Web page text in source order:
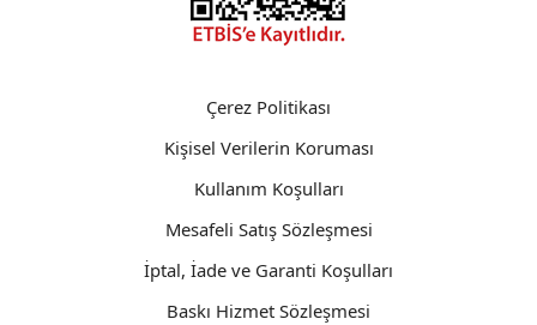
Çerez Politikası
Kişisel Verilerin Koruması
Kullanım Koşulları
Mesafeli Satış Sözleşmesi
İptal, İade ve Garanti Koşulları
Baskı Hizmet Sözleşmesi